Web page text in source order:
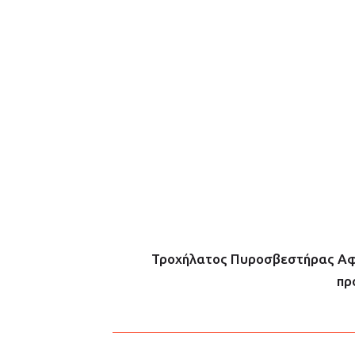
Τροχήλατος Πυροσβεστήρας